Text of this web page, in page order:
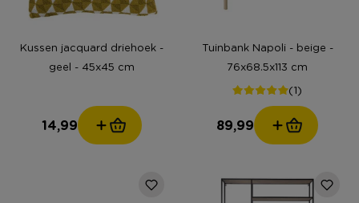
Kussen jacquard driehoek -
geel - 45x45 cm
14,99
Tuinbank Napoli - beige -
76x68.5x113 cm
(1)
89,99